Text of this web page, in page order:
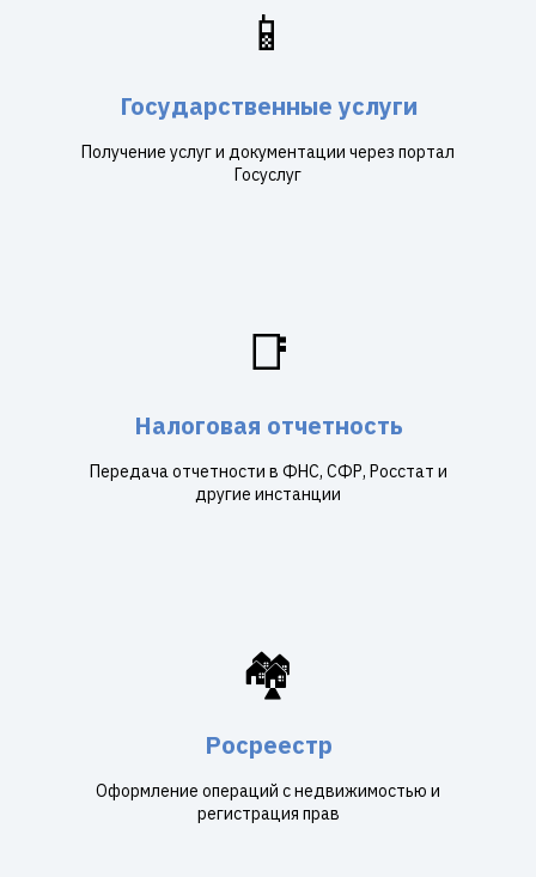
📱
Государственные услуги
Получение услуг и документации через портал
Госуслуг
📑
Налоговая отчетность
Передача отчетности в ФНС, СФР, Росстат и
другие инстанции
🏘️
Росреестр
Оформление операций с недвижимостью и
регистрация прав